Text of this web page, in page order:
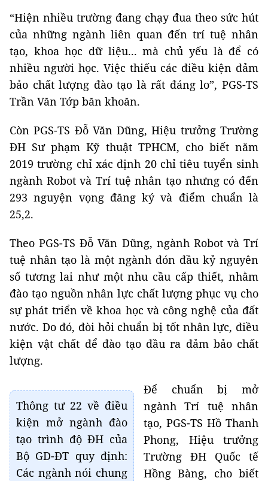
“Hiện nhiều trường đang chạy đua theo sức hút
của những ngành liên quan đến trí tuệ nhân
tạo, khoa học dữ liệu... mà chủ yếu là để có
nhiều người học. Việc thiếu các điều kiện đảm
bảo chất lượng đào tạo là rất đáng lo”, PGS-TS
Trần Văn Tớp băn khoăn.
Còn PGS-TS Đỗ Văn Dũng, Hiệu trưởng Trường
ĐH Sư phạm Kỹ thuật TPHCM, cho biết năm
2019 trường chỉ xác định 20 chỉ tiêu tuyển sinh
ngành Robot và Trí tuệ nhân tạo nhưng có đến
293 nguyện vọng đăng ký và điểm chuẩn là
25,2.
Theo PGS-TS Đỗ Văn Dũng, ngành Robot và Trí
tuệ nhân tạo là một ngành đón đầu kỷ nguyên
số tương lai như một nhu cầu cấp thiết, nhằm
đào tạo nguồn nhân lực chất lượng phục vụ cho
sự phát triển về khoa học và công nghệ của đất
nước. Do đó, đòi hỏi chuẩn bị tốt nhân lực, điều
kiện vật chất để đào tạo đầu ra đảm bảo chất
lượng.
Thông tư 22 về điều
kiện mở ngành đào
tạo trình độ ĐH của
Bộ GD-ĐT quy định:
Các ngành nói chung
Để chuẩn bị mở
ngành Trí tuệ nhân
tạo, PGS-TS Hồ Thanh
Phong, Hiệu trưởng
Trường ĐH Quốc tế
Hồng Bàng, cho biết